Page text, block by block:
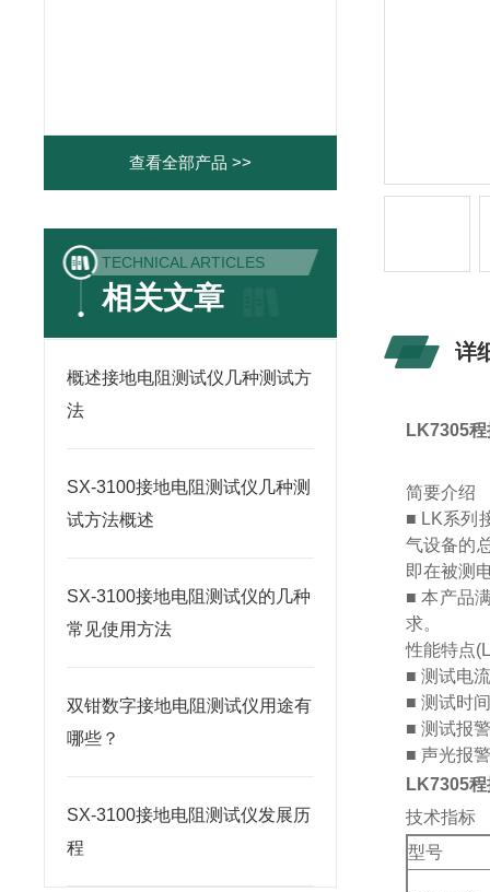
查看全部产品 >>
TECHNICAL ARTICLES
相关文章
概述接地电阻测试仪几种测试方
法
SX-3100接地电阻测试仪几种测
试方法概述
SX-3100接地电阻测试仪的几种
常见使用方法
双钳数字接地电阻测试仪用途有
哪些？
SX-3100接地电阻测试仪发展历
程
详
LK7305
简要介绍
■ LK系列
气设备的
即在被测
■ 本产品
求。
性能特点
■ 测试电
■ 测试时
■ 测试报
■
LK7305
技术指标
型号